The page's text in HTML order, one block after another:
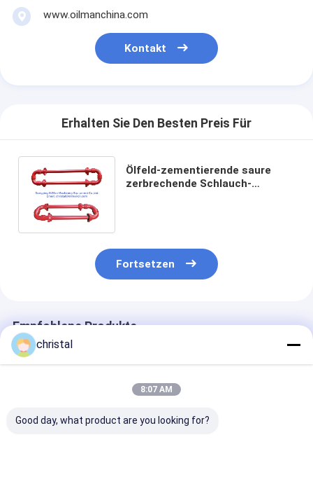
www.oilmanchina.com
Kontakt
Erhalten Sie Den Besten Preis Für
Ölfeld-zementierende saure
zerbrechende Schlauch-
Fortsetzen
Empfohlene Produkte
christal
8:07 AM
Good day, what product are you looking for?